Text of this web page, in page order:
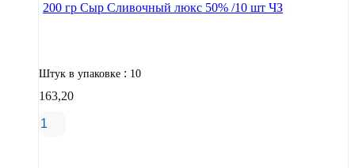
200 гр Сыр Сливочный люкс 50% /10 шт ЧЗ
Штук в упаковке : 10
163,20